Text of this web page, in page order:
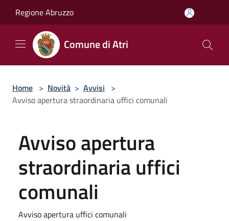
Regione Abruzzo
Comune di Atri
Home > Novità > Avvisi >
Avviso apertura straordinaria uffici comunali
Avviso apertura
straordinaria uffici
comunali
Avviso apertura uffici comunali